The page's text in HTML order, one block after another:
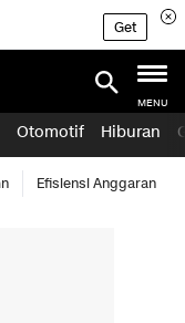
Get
MENU
Otomotif Hiburan
Efisiensi Anggaran